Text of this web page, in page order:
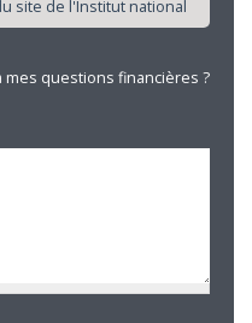
questions financières ?